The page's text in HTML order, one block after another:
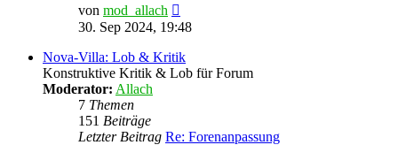
von mod_allach
Beitrag
30. Sep 2024, 19:48
Nova-Villa: Lob & Kritik
Konstruktive Kritik & Lob für Forum
Moderator: Allach
7 Themen
151 Beiträge
Letzter Beitrag Re: Forenanpassung